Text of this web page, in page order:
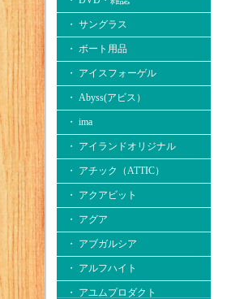
・ サングラス
・ ボート用品
・ アイスフォーゲル
・ Abyss(アビス）
・ ima
・ アイランドオリジナル
・ アチック（ATTIC）
・ アクアビット
・ アグア
・ アブガルシア
・ アルフハイト
・ アユムプロダクト